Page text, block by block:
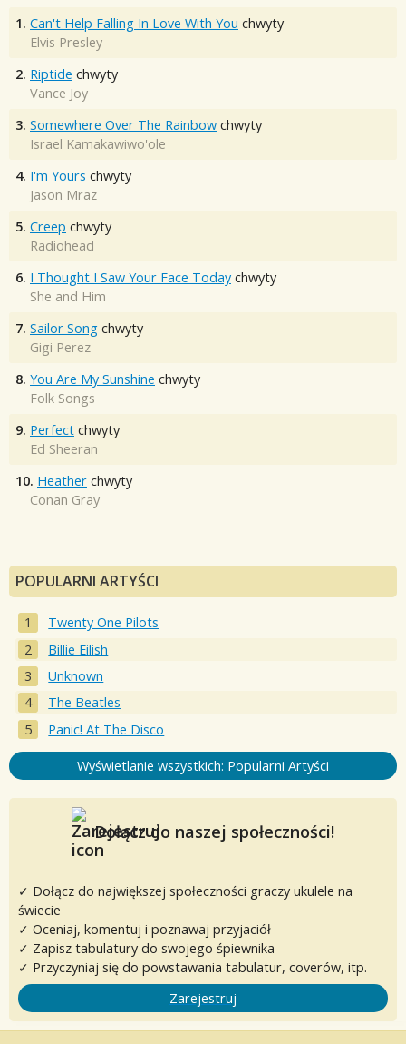
1. Can't Help Falling In Love With You chwyty
Elvis Presley
2. Riptide chwyty
Vance Joy
3. Somewhere Over The Rainbow chwyty
Israel Kamakawiwo'ole
4. I'm Yours chwyty
Jason Mraz
5. Creep chwyty
Radiohead
6. I Thought I Saw Your Face Today chwyty
She and Him
7. Sailor Song chwyty
Gigi Perez
8. You Are My Sunshine chwyty
Folk Songs
9. Perfect chwyty
Ed Sheeran
10. Heather chwyty
Conan Gray
POPULARNI ARTYŚCI
Twenty One Pilots
Billie Eilish
Unknown
The Beatles
Panic! At The Disco
Wyświetlanie wszystkich: Popularni Artyści
Dołącz do naszej społeczności!
✓ Dołącz do największej społeczności graczy ukulele na
świecie
✓ Oceniaj, komentuj i poznawaj przyjaciół
✓ Zapisz tabulatury do swojego śpiewnika
✓ Przyczyniaj się do powstawania tabulatur, coverów, itp.
Zarejestruj